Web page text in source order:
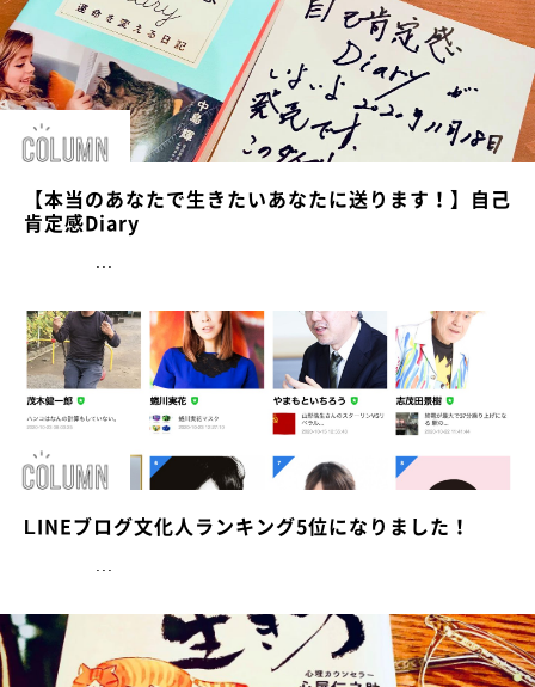
【本当のあなたで生きたいあなたに送ります！】自己
肯定感Diary
...
LINEブログ文化人ランキング5位になりました！
...